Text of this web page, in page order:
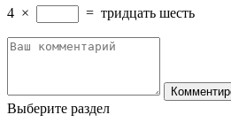
4 × = тридцать шесть
Выберите раздел